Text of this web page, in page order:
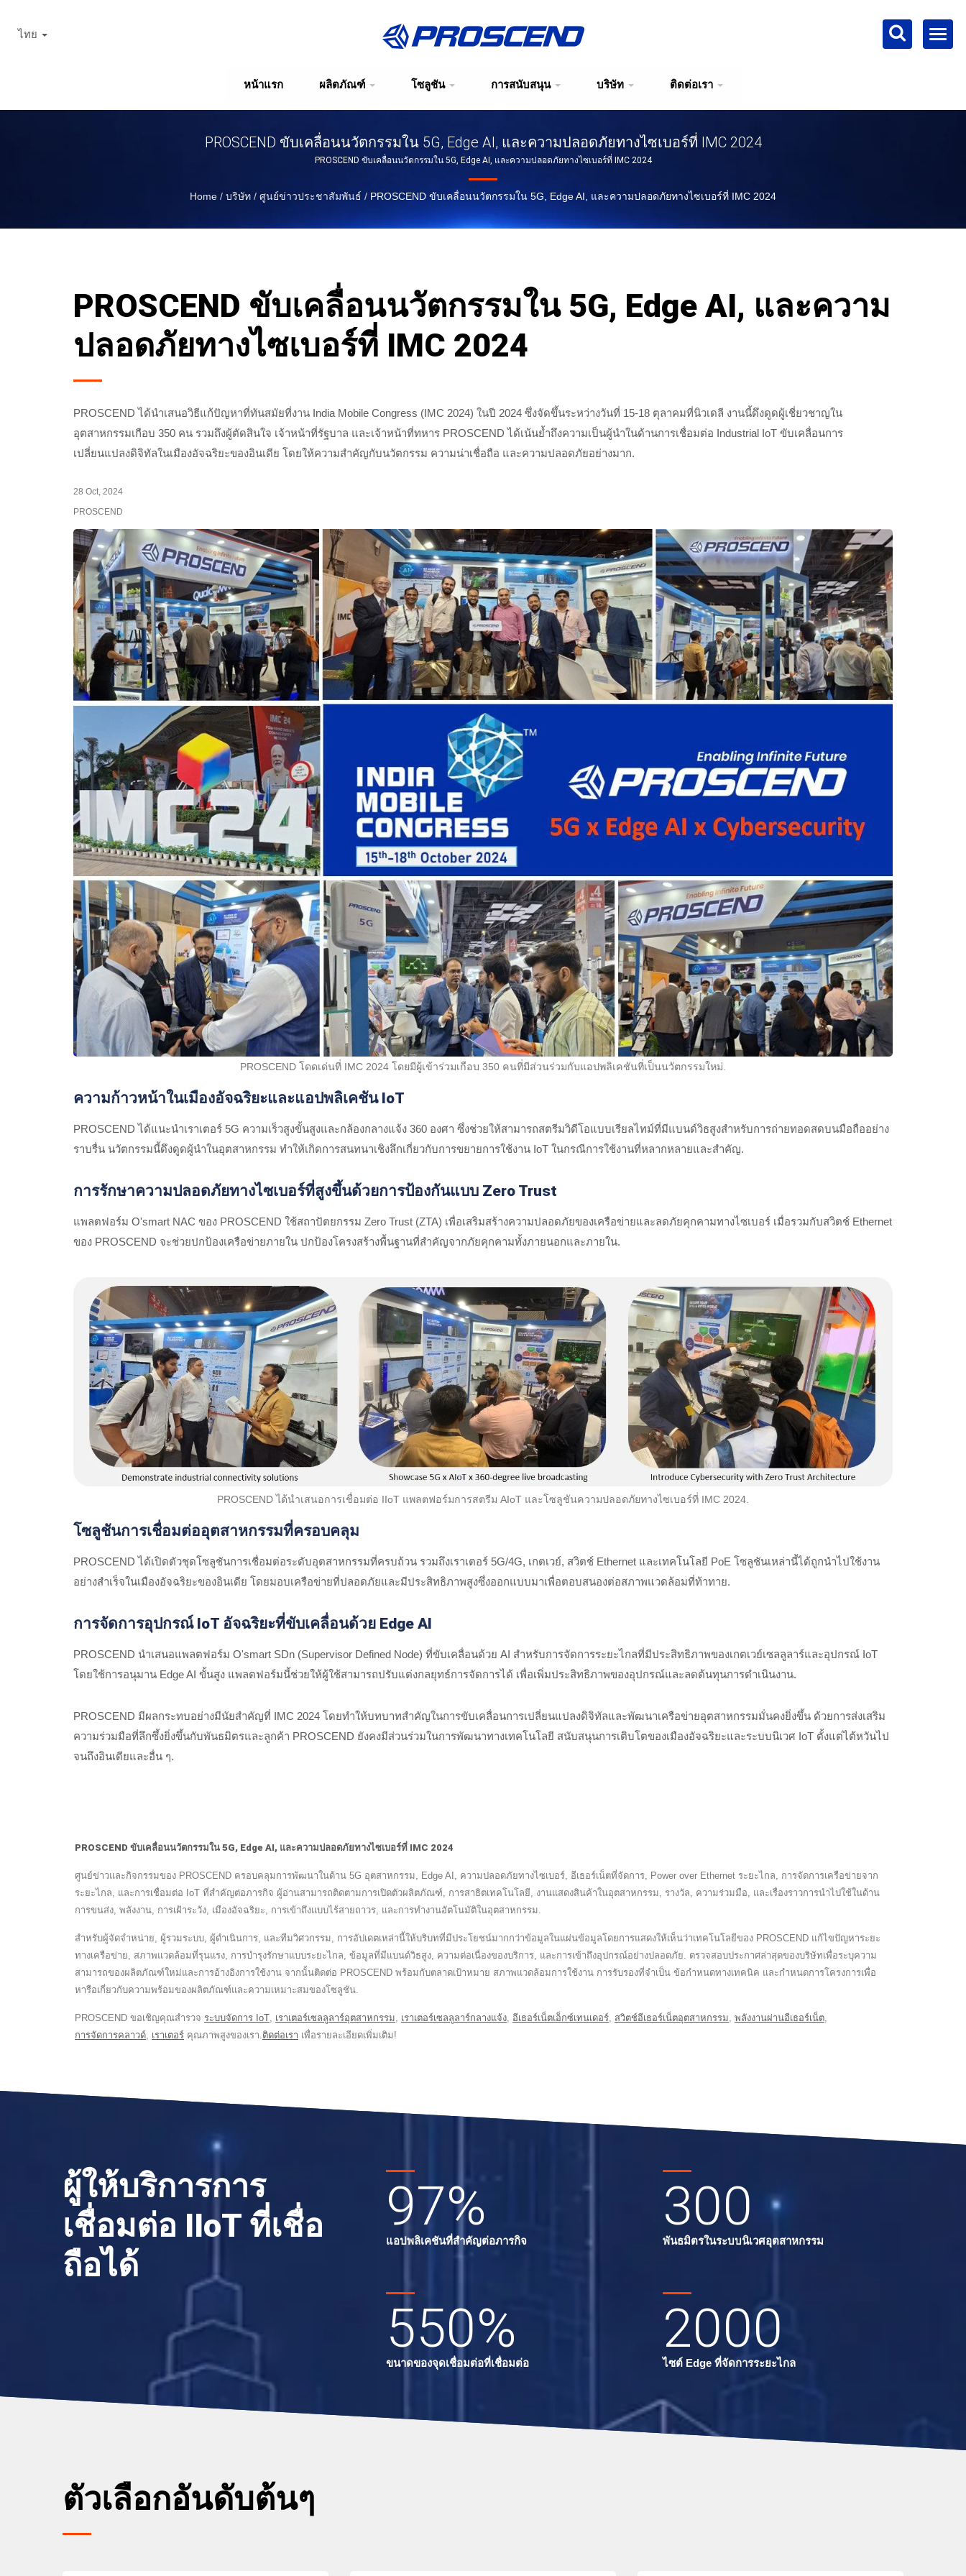
หน้าแรก ผลิตภัณฑ์ โซลูชัน การสนับสนุน บริษัท ติดต่อเรา
ไทย
PROSCEND ขับเคลื่อนนวัตกรรมใน 5G, Edge AI, และความปลอดภัยทางไซเบอร์ที่ IMC 2024
PROSCEND ขับเคลื่อนนวัตกรรมใน 5G, Edge AI, และความปลอดภัยทางไซเบอร์ที่ IMC 2024
Home / บริษัท / ศูนย์ข่าวประชาสัมพันธ์ / PROSCEND ขับเคลื่อนนวัตกรรมใน 5G, Edge AI, และความปลอดภัยทางไซเบอร์ที่ IMC 2024
PROSCEND ขับเคลื่อนนวัตกรรมใน 5G, Edge AI, และความ
ปลอดภัยทางไซเบอร์ที่ IMC 2024
PROSCEND ได้นำเสนอวิธีแก้ปัญหาที่ทันสมัยที่งาน India Mobile Congress (IMC 2024) ในปี 2024 ซึ่งจัดขึ้นระหว่างวันที่ 15-18 ตุลาคมที่นิวเดลี งานนี้ดึงดูดผู้เชี่ยวชาญใน
อุตสาหกรรมเกือบ 350 คน รวมถึงผู้ตัดสินใจ เจ้าหน้าที่รัฐบาล และเจ้าหน้าที่ทหาร PROSCEND ได้เน้นย้ำถึงความเป็นผู้นำในด้านการเชื่อมต่อ Industrial IoT ขับเคลื่อนการ
เปลี่ยนแปลงดิจิทัลในเมืองอัจฉริยะของอินเดีย โดยให้ความสำคัญกับนวัตกรรม ความน่าเชื่อถือ และความปลอดภัยอย่างมาก.
28 Oct, 2024
PROSCEND
PROSCEND โดดเด่นที่ IMC 2024 โดยมีผู้เข้าร่วมเกือบ 350 คนที่มีส่วนร่วมกับแอปพลิเคชันที่เป็นนวัตกรรมใหม่.
ความก้าวหน้าในเมืองอัจฉริยะและแอปพลิเคชัน IoT
PROSCEND ได้แนะนำเราเตอร์ 5G ความเร็วสูงขั้นสูงและกล้องกลางแจ้ง 360 องศา ซึ่งช่วยให้สามารถสตรีมวิดีโอแบบเรียลไทม์ที่มีแบนด์วิธสูงสำหรับการถ่ายทอดสดบนมือถืออย่าง
ราบรื่น นวัตกรรมนี้ดึงดูดผู้นำในอุตสาหกรรม ทำให้เกิดการสนทนาเชิงลึกเกี่ยวกับการขยายการใช้งาน IoT ในกรณีการใช้งานที่หลากหลายและสำคัญ.
การรักษาความปลอดภัยทางไซเบอร์ที่สูงขึ้นด้วยการป้องกันแบบ Zero Trust
แพลตฟอร์ม O'smart NAC ของ PROSCEND ใช้สถาปัตยกรรม Zero Trust (ZTA) เพื่อเสริมสร้างความปลอดภัยของเครือข่ายและลดภัยคุกคามทางไซเบอร์ เมื่อรวมกับสวิตช์ Ethernet
ของ PROSCEND จะช่วยปกป้องเครือข่ายภายใน ปกป้องโครงสร้างพื้นฐานที่สำคัญจากภัยคุกคามทั้งภายนอกและภายใน.
PROSCEND ได้นำเสนอการเชื่อมต่อ IIoT แพลตฟอร์มการสตรีม AIoT และโซลูชันความปลอดภัยทางไซเบอร์ที่ IMC 2024.
โซลูชันการเชื่อมต่ออุตสาหกรรมที่ครอบคลุม
PROSCEND ได้เปิดตัวชุดโซลูชันการเชื่อมต่อระดับอุตสาหกรรมที่ครบถ้วน รวมถึงเราเตอร์ 5G/4G, เกตเวย์, สวิตช์ Ethernet และเทคโนโลยี PoE โซลูชันเหล่านี้ได้ถูกนำไปใช้งาน
อย่างสำเร็จในเมืองอัจฉริยะของอินเดีย โดยมอบเครือข่ายที่ปลอดภัยและมีประสิทธิภาพสูงซึ่งออกแบบมาเพื่อตอบสนองต่อสภาพแวดล้อมที่ท้าทาย.
การจัดการอุปกรณ์ IoT อัจฉริยะที่ขับเคลื่อนด้วย Edge AI
PROSCEND นำเสนอแพลตฟอร์ม O'smart SDn (Supervisor Defined Node) ที่ขับเคลื่อนด้วย AI สำหรับการจัดการระยะไกลที่มีประสิทธิภาพของเกตเวย์เซลลูลาร์และอุปกรณ์ IoT
โดยใช้การอนุมาน Edge AI ขั้นสูง แพลตฟอร์มนี้ช่วยให้ผู้ใช้สามารถปรับแต่งกลยุทธ์การจัดการได้ เพื่อเพิ่มประสิทธิภาพของอุปกรณ์และลดต้นทุนการดำเนินงาน.
PROSCEND มีผลกระทบอย่างมีนัยสำคัญที่ IMC 2024 โดยทำให้บทบาทสำคัญในการขับเคลื่อนการเปลี่ยนแปลงดิจิทัลและพัฒนาเครือข่ายอุตสาหกรรมมั่นคงยิ่งขึ้น ด้วยการส่งเสริม
ความร่วมมือที่ลึกซึ้งยิ่งขึ้นกับพันธมิตรและลูกค้า PROSCEND ยังคงมีส่วนร่วมในการพัฒนาทางเทคโนโลยี สนับสนุนการเติบโตของเมืองอัจฉริยะและระบบนิเวศ IoT ตั้งแต่ไต้หวันไป
จนถึงอินเดียและอื่น ๆ.
PROSCEND ขับเคลื่อนนวัตกรรมใน 5G, Edge AI, และความปลอดภัยทางไซเบอร์ที่ IMC 2024
ศูนย์ข่าวและกิจกรรมของ PROSCEND ครอบคลุมการพัฒนาในด้าน 5G อุตสาหกรรม, Edge AI, ความปลอดภัยทางไซเบอร์, อีเธอร์เน็ตที่จัดการ, Power over Ethernet ระยะไกล, การจัดการเครือข่ายจาก
ระยะไกล, และการเชื่อมต่อ IoT ที่สำคัญต่อภารกิจ ผู้อ่านสามารถติดตามการเปิดตัวผลิตภัณฑ์, การสาธิตเทคโนโลยี, งานแสดงสินค้าในอุตสาหกรรม, รางวัล, ความร่วมมือ, และเรื่องราวการนำไปใช้ในด้าน
การขนส่ง, พลังงาน, การเฝ้าระวัง, เมืองอัจฉริยะ, การเข้าถึงแบบไร้สายถาวร, และการทำงานอัตโนมัติในอุตสาหกรรม.
สำหรับผู้จัดจำหน่าย, ผู้รวมระบบ, ผู้ดำเนินการ, และทีมวิศวกรรม, การอัปเดตเหล่านี้ให้บริบทที่มีประโยชน์มากกว่าข้อมูลในแผ่นข้อมูลโดยการแสดงให้เห็นว่าเทคโนโลยีของ PROSCEND แก้ไขปัญหาระยะ
ทางเครือข่าย, สภาพแวดล้อมที่รุนแรง, การบำรุงรักษาแบบระยะไกล, ข้อมูลที่มีแบนด์วิธสูง, ความต่อเนื่องของบริการ, และการเข้าถึงอุปกรณ์อย่างปลอดภัย. ตรวจสอบประกาศล่าสุดของบริษัทเพื่อระบุความ
สามารถของผลิตภัณฑ์ใหม่และการอ้างอิงการใช้งาน จากนั้นติดต่อ PROSCEND พร้อมกับตลาดเป้าหมาย สภาพแวดล้อมการใช้งาน การรับรองที่จำเป็น ข้อกำหนดทางเทคนิค และกำหนดการโครงการเพื่อ
หารือเกี่ยวกับความพร้อมของผลิตภัณฑ์และความเหมาะสมของโซลูชัน.
PROSCEND ขอเชิญคุณสำรวจ ระบบจัดการ IoT เราเตอร์เซลลูลาร์อุตสาหกรรม เราเตอร์เซลลูลาร์กลางแจ้ง อีเธอร์เน็ตเอ็กซ์เทนเดอร์ สวิตช์อีเธอร์เน็ตอุตสาหกรรม พลังงานผ่านอีเธอร์เน็ต
การจัดการคลาวด์ เราเตอร์ คุณภาพสูงของเรา. ติดต่อเรา เพื่อรายละเอียดเพิ่มเติม!
ผู้ให้บริการการ
เชื่อมต่อ IIoT ที่เชื่อ
ถือได้
97%
แอปพลิเคชันที่สำคัญต่อภารกิจ
300
พันธมิตรในระบบนิเวศอุตสาหกรรม
550%
ขนาดของจุดเชื่อมต่อที่เชื่อมต่อ
2000
ไซต์ Edge ที่จัดการระยะไกล
ตัวเลือกอันดับต้นๆ